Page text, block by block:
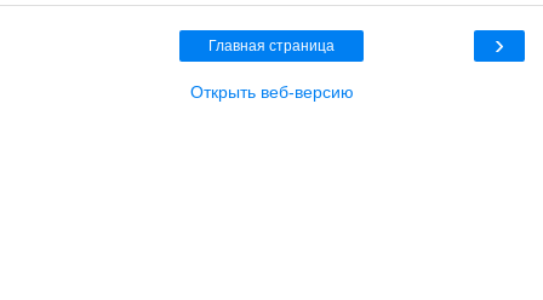
›
Главная страница
Открыть веб-версию